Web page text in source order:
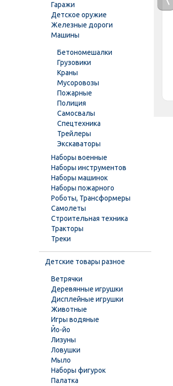
Круг 35106 (24шт/ящ) INTEX,
надувной, Бабочки, 90см, 9+
2 874,69 грн.
Гаражи
Детское оружие
Железные дороги
Машины
Бетономешалки
Грузовики
Краны
Мусоровозы
Пожарные
Полиция
Самосвалы
Спецтехника
Трейлеры
Экскаваторы
Наборы военные
Наборы инструментов
Наборы машинок
Наборы пожарного
Роботы, Трансформеры
Самолеты
Строительная техника
Тракторы
Треки
Детские товары разное
Ветрячки
Деревянные игрушки
Дисплейные игрушки
Животные
Игры водяные
Йо-йо
Лизуны
Ловушки
Мыло
Наборы фигурок
Палатка